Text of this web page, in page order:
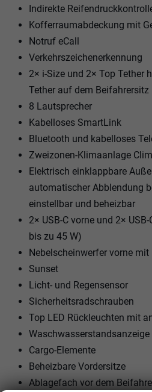
Indirekte
Kofferraumabdeckung mit
Notruf eCall
Verkehrszeichenerkennung
2× i-Size und 2× Top Tether
Tether auf dem Beifahrersitz
8 Lautsprecher
Kabelloses SmartLink
Bluetooth und kabelloses
Zweizonen-Klimaanlage
Elektrisch einklappbare
automatischer Abblendung
einstellbar und beheizbar
2× USB-C vorne und 2×
bis zu 45 W)
Nebelscheinwerfer vorne
Sunset
Licht- und Regensensor
Sicherheitsradschrauben
Top LED Rückleuchten mit
Waschwasserstandsanzeige
Cargo-Elemente
Beheizbare Vordersitze
Ablagefach vor dem